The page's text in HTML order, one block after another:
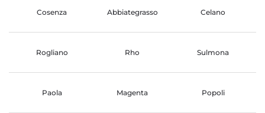
Cosenza Abbiategrasso Celano
Rogliano Rho Sulmona
Paola Magenta Popoli